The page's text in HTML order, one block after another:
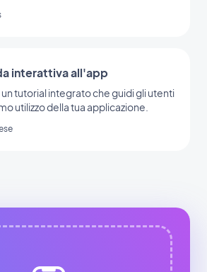
interattiva all'app
tutorial integrato che guidi gli utenti
utilizzo della tua applicazione.